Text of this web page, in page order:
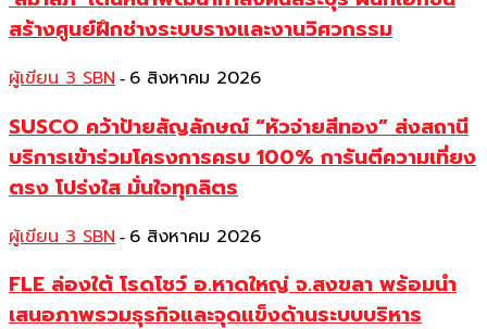
สร้างศูนย์ฝึกช่างระบบรางและงานวิศวกรรม
ผู้เขียน 3 SBN - 6 สิงหาคม 2026
SUSCO คว้าป้ายสัญลักษณ์ “หัวจ่ายสีทอง” ส่งสถานี
บริการเข้าร่วมโครงการครบ 100% การันตีความเที่ยง
ตรง โปร่งใส มั่นใจทุกลิตร
ผู้เขียน 3 SBN - 6 สิงหาคม 2026
FLE ล่องใต้ โรดโชว์ อ.หาดใหญ่ จ.สงขลา พร้อมนำ
เสนอภาพรวมธุรกิจและจุดแข็งด้านระบบบริหาร